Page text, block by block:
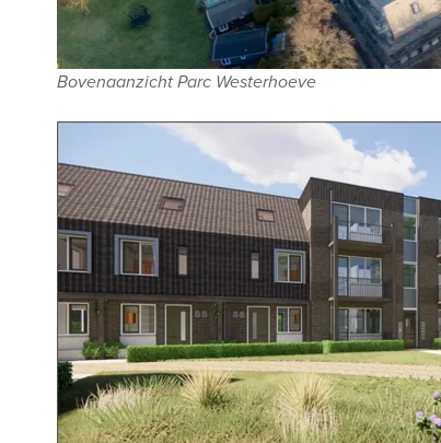
Bovenaanzicht Parc Westerhoeve